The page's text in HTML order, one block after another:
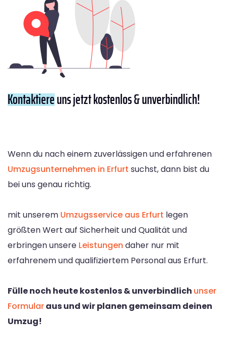
Kontaktiereuns jetzt kostenlos & unverbindlich!
Wenn du nach einem zuverlässigen und erfahrenen
Umzugsunternehmen in Erfurt suchst, dann bist du
bei uns genau richtig.
mit unserem Umzugsservice aus Erfurt legen
größten Wert auf Sicherheit und Qualität und
erbringen unsere Leistungen daher nur mit
erfahrenem und qualifiziertem Personal aus Erfurt.
Fülle noch heute kostenlos & unverbindlich unser
Formularaus und wir planen gemeinsam deinen
Umzug!